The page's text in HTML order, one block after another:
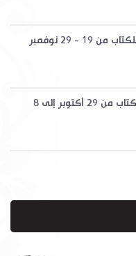
معرض الكويت الدولي للكتاب من 19 - 29 نوفمبر
معرض الجزائر الدولي للكتاب من 29 أكتوبر إلى 8